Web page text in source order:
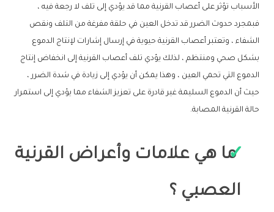
الأسباب تؤثر على أعصاب القرنية مما قد يؤدي إلى تلف لا رجعة فيه ،
فبمجرد حدوث الضرر قد تدخل العين في حلقة مفرغة من التلف ونقص
الشفاء ، وتعتبر أعصاب القرنية حيوية في إرسال إشارات لإنتاج الدموع
بشكل صحي ومنتظم ، لذلك يؤدي تلف أعصاب القرنية إلى انخفاض إنتاج
الدموع التي تحمي العين ، وهذا يمكن أن يؤدي إلى زيادة في شدة الضرر ،
حيث أن الدموع السليمة غير قادرة على تعزيز الشفاء مما يؤدي إلى استمرار
حالة القرنية المصابة.
ما هي علامات وأعراض القرنية
العصبي ؟